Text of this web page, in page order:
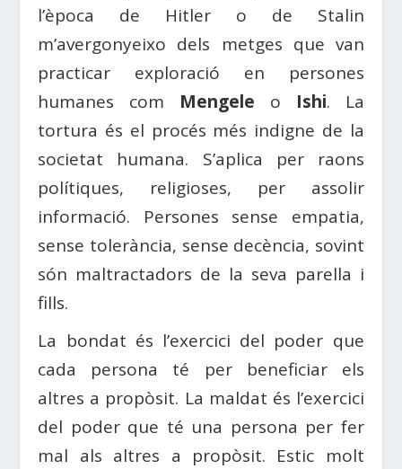
l’època de Hitler o de Stalin
m’avergonyeixo dels metges que van
practicar exploració en persones
humanes com Mengele o Ishi. La
tortura és el procés més indigne de la
societat humana. S’aplica per raons
polítiques, religioses, per assolir
informació. Persones sense empatia,
sense tolerància, sense decència, sovint
són maltractadors de la seva parella i
fills.
La bondat és l’exercici del poder que
cada persona té per beneficiar els
altres a propòsit. La maldat és l’exercici
del poder que té una persona per fer
mal als altres a propòsit. Estic molt